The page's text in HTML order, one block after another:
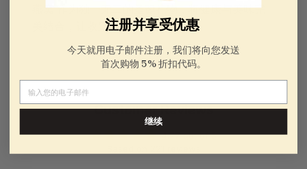
燕窝 作为独一无二的圣诞礼物，将健康与美味完
美结合，让收到礼物的人欣喜不已。
Customer Reviews
4.77 out of 5
注册并享受优惠
今天就用电子邮件注册，我们将向您发送
首次购物 5% 折扣代码。
继续